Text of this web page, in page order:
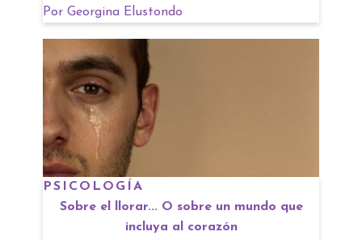
Por Georgina Elustondo
PSICOLOGÍA
Sobre el llorar... O sobre un mundo que
incluya al corazón